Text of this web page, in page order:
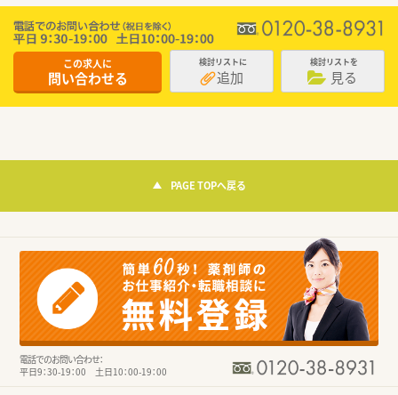
この求人に
問い合わせる
検討リストに
追加
検討リストを
見る
PAGE TOPへ戻る
電話でのお問い合わせ：
平日9：30-19：00 土日10：00-19：00